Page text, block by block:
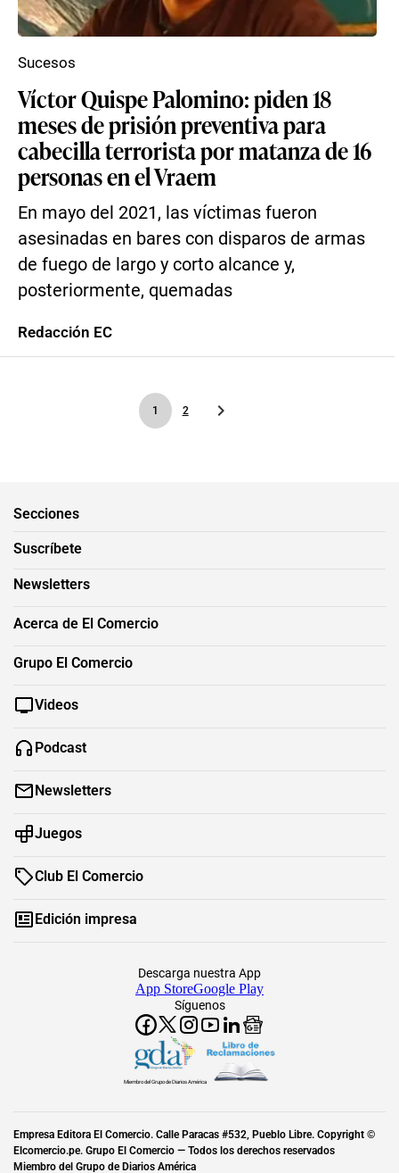
Víctor Quispe Palomino: piden 18
meses de prisión preventiva para
cabecilla terrorista por matanza de 16
personas en el Vraem
En mayo del 2021, las víctimas fueron
asesinadas en bares con disparos de armas
de fuego de largo y corto alcance y,
posteriormente, quemadas
Sucesos
Redacción EC
1 2
Secciones
Suscríbete
Newsletters
Acerca de El Comercio
Grupo El Comercio
Videos
Podcast
Newsletters
Juegos
Club El Comercio
Edición impresa
Síguenos
Descarga nuestra App
App StoreGoogle Play
Miembro del Grupo de Diarios América
Empresa Editora El Comercio. Calle Paracas #532, Pueblo Libre. Copyright ©
Elcomercio.pe. Grupo El Comercio — Todos los derechos reservados
Miembro del Grupo de Diarios América